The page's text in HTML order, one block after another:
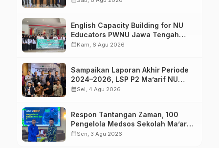
English Capacity Building for NU
Educators PWNU Jawa Tengah
Batch#4; Membuka Jalan Menuju
calendar_monthKam, 6 Agu 2026
Sampaikan Laporan Akhir Periode
2024–2026, LSP P2 Ma’arif NU
Jateng Mantapkan Sinergi Link and
calendar_monthSel, 4 Agu 2026
Respon Tantangan Zaman, 100
Pengelola Medsos Sekolah Ma’arif
Pekalongan Ikuti Pelatihan Literasi
calendar_monthSen, 3 Agu 2026